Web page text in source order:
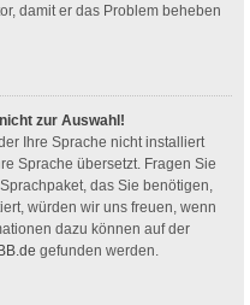
damit er das Problem beheben
zur Auswahl!
Ihre Sprache nicht installiert
Sprache übersetzt. Fragen Sie
das Sie benötigen,
würden wir uns freuen, wenn
dazu können auf der
gefunden werden.